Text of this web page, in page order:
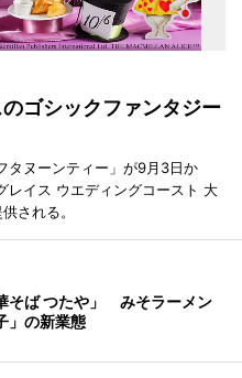
ゴシックファンタジー
タヌーンティー」が9月3日か
レイス ウエディングコースト 大
される。
そば つたや」 みそラーメン
」の新業態